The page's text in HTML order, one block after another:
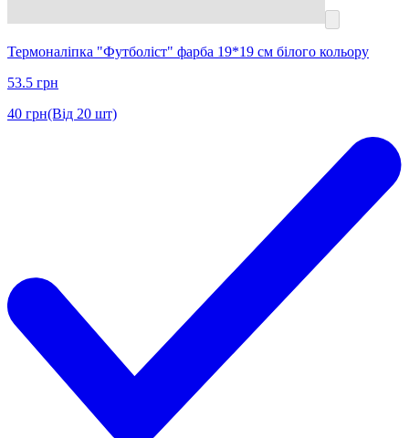
Термоналіпка "Футболіст" фарба 19*19 см білого кольору
53.5 грн
40 грн(Від 20 шт)